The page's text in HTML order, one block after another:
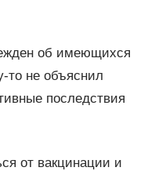
об имеющихся
то не объяснил
последствия
от вакцинации и